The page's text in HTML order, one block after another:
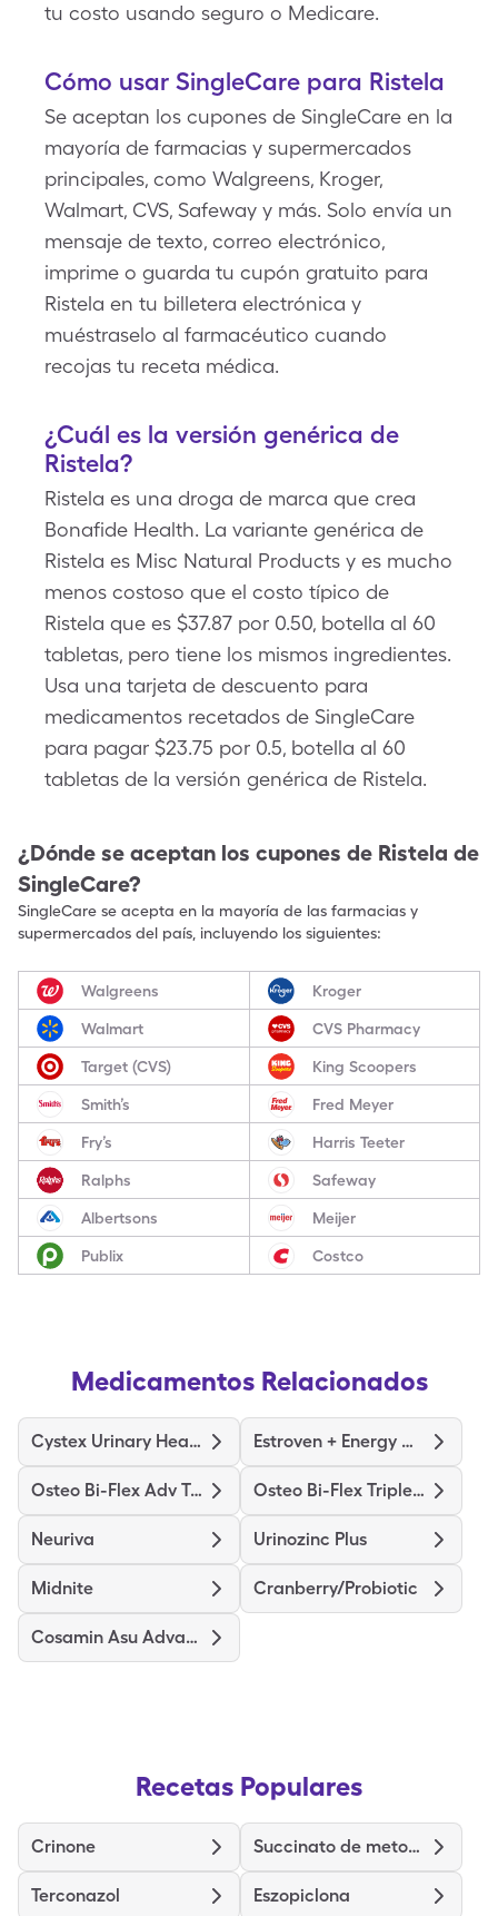
tu costo usando seguro o Medicare.
Cómo usar SingleCare para Ristela
Se aceptan los cupones de SingleCare en la
mayoría de farmacias y supermercados
principales, como Walgreens, Kroger,
Walmart, CVS, Safeway y más. Solo envía un
mensaje de texto, correo electrónico,
imprime o guarda tu cupón gratuito para
Ristela en tu billetera electrónica y
muéstraselo al farmacéutico cuando
recojas tu receta médica.
¿Cuál es la versión genérica de
Ristela?
Ristela es una droga de marca que crea
Bonafide Health. La variante genérica de
Ristela es Misc Natural Products y es mucho
menos costoso que el costo típico de
Ristela que es $37.87 por 0.50, botella al 60
tabletas, pero tiene los mismos ingredientes.
Usa una tarjeta de descuento para
medicamentos recetados de SingleCare
para pagar $23.75 por 0.5, botella al 60
tabletas de la versión genérica de Ristela.
¿Dónde se aceptan los cupones de Ristela de
SingleCare?
SingleCare se acepta en la mayoría de las farmacias y
supermercados del país, incluyendo los siguientes:
Walgreens Kroger
Walmart CVS Pharmacy
Target (CVS) King Scoopers
Smith’s Fred Meyer
Fry’s Harris Teeter
Ralphs Safeway
Albertsons Meijer
Publix Costco
Medicamentos Relacionados
Cystex Urinary Health Estroven + Energy Max Strength
Osteo Bi-Flex Adv Triple St Osteo Bi-Flex Triple Strength
Neuriva Urinozinc Plus
Midnite Cranberry/Probiotic
Cosamin Asu Advanced Formula
Recetas Populares
Crinone Succinato de metoprolol de liberación prolongada
Terconazol Eszopiclona